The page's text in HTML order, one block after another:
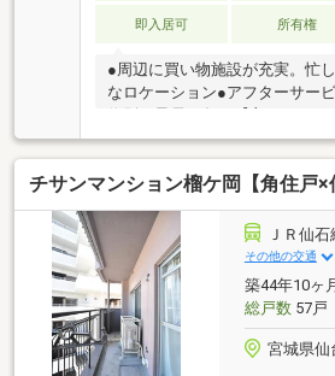
即入居可 所有権
●周辺に買い物施設が充実。忙
なロケーション●アフターサー
テムキッチン・ユニットバス・
便座付トイレ・電気温水器・専
コン1台・照明器具・建具・フ
井クロス貼替・TVモニターホン
談】地元に強い「山一地所」だ
す！ご希望の物件のご紹介から
資のご相談までおまかせくださ
チサンマンション榴ケ岡【角住戸×
ＪＲ仙
その他の交通
築44年10ヶ
総戸数57戸
宮城県仙